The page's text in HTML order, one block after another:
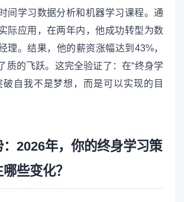
间学习数据分析和机器学习课程。通
际应用，在两年内，他成功转型为数
理。结果，他的薪资涨幅达到43%，
质的飞跃。这完全验证了：在“终身学
破自我不是梦想，而是可以实现的目
：2026年，你的终身学习策
些变化？